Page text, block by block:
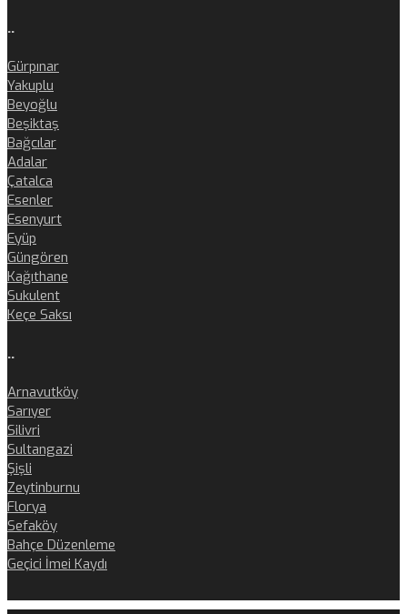
..
Gürpınar
Yakuplu
Beyoğlu
Beşiktaş
Bağcılar
Adalar
Çatalca
Esenler
Esenyurt
Eyüp
Güngören
Kağıthane
Sukulent
Keçe Saksı
..
Arnavutköy
Sarıyer
Silivri
Sultangazi
Şişli
Zeytinburnu
Florya
Sefaköy
Bahçe Düzenleme
Geçici İmei Kaydı